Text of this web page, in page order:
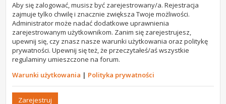
Aby się zalogować, musisz być zarejestrowany/a. Rejestracja
zajmuje tylko chwilę i znacznie zwiększa Twoje możliwości.
Administrator może nadać dodatkowe uprawnienia
zarejestrowanym użytkownikom. Zanim się zarejestrujesz,
upewnij się, czy znasz nasze warunki użytkowania oraz politykę
prywatności. Upewnij się też, że przeczytałeś/aś wszystkie
regulaminy umieszczone na forum.
Warunki użytkowania | Polityka prywatności
Zarejestruj